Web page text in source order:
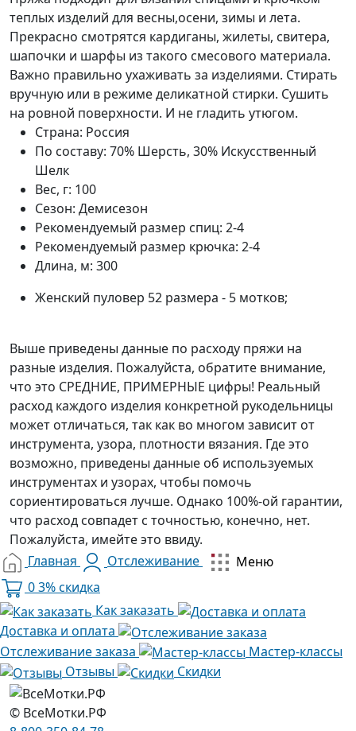
теплых изделий для весны,осени, зимы и лета.
Прекрасно смотрятся кардиганы, жилеты, свитера,
шапочки и шарфы из такого смесового материала.
Важно правильно ухаживать за изделиями. Стирать
вручную или в режиме деликатной стирки. Сушить
на ровной поверхности. И не гладить утюгом.
Страна: Россия
По составу: 70% Шерсть, 30% Искусственный
Шелк
Вес, г: 100
Сезон: Демисезон
Рекомендуемый размер спиц: 2-4
Рекомендуемый размер крючка: 2-4
Длина, м: 300
Женский пуловер 52 размера - 5 мотков;
Выше приведены данные по расходу пряжи на
разные изделия. Пожалуйста, обратите внимание,
что это СРЕДНИЕ, ПРИМЕРНЫЕ цифры! Реальный
расход каждого изделия конкретной рукодельницы
может отличаться, так как во многом зависит от
инструмента, узора, плотности вязания. Где это
возможно, приведены данные об используемых
инструментах и узорах, чтобы помочь
сориентироваться лучше. Однако 100%-ой гарантии,
что расход совпадет с точностью, конечно, нет.
Пожалуйста, имейте это ввиду.
Главная
Отслеживание
Меню
03% скидка
Как заказать
Доставка и оплата
Отслеживание заказа
Мастер-классы
Отзывы
Скидки
© ВсеМотки.РФ